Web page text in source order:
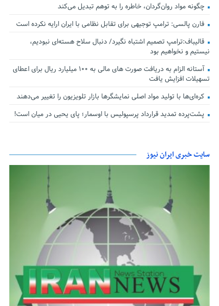
چگونه مواد روان‌گردان، خاطره را به توهم تبدیل می‌کند
فارن پالسی: ترامپ توجیهی برای تقابل نظامی با ایران ارایه نکرده است
قالیباف:ترامپ تصمیم اشتباه نگیرد/ دنبال سلاح هسته‌ای نبودیم،
نیستیم و نخواهیم بود
آستانه الزام به دریافت صورت های مالی به ۱۰۰ میلیارد ریال برای اعطای
تسهیلات افزایش یافت
کره‌ای‌ها با تولید مواد اصلی نمایشگرها بازار تلویزیون را تغییر می‌دهند
پشت‌پرده تمدید قرارداد پرسپولیس با اوسمار؛ پای یحیی در میان است!
سایت خبری ایران نیوز